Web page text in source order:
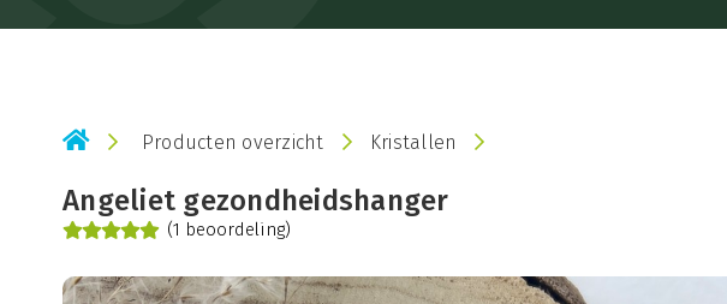
Producten overzicht Kristallen
Angeliet gezondheidshanger
(1 beoordeling)